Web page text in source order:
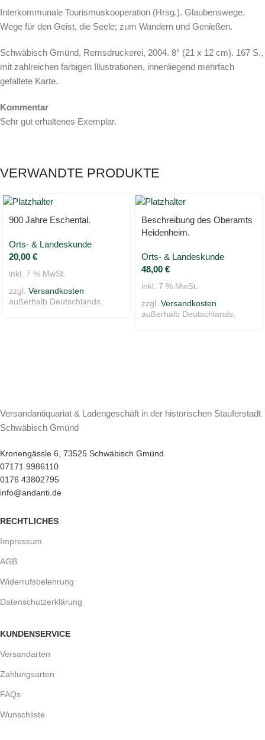
Interkommunale Tourismuskooperation (Hrsg.). Glaubenswege.
Wege für den Geist, die Seele; zum Wandern und Genießen.
Schwäbisch Gmünd, Remsdruckerei, 2004. 8° (21 x 12 cm). 167 S.,
mit zahlreichen farbigen Illustrationen, innenliegend mehrfach
gefaltete Karte.
Kommentar
Sehr gut erhaltenes Exemplar.
VERWANDTE PRODUKTE
900 Jahre Eschental.
Orts- & Landeskunde
20,00 €
inkl. 7 % MwSt.
zzgl. Versandkosten
außerhalb Deutschlands.
Beschreibung des Oberamts
Heidenheim.
Orts- & Landeskunde
48,00 €
inkl. 7 % MwSt.
zzgl. Versandkosten
außerhalb Deutschlands.
Versandantiquariat & Ladengeschäft in der historischen Stauferstadt
Schwäbisch Gmünd
Kronengässle 6, 73525 Schwäbisch Gmünd
07171 9986110
0176 43802795
info@andanti.de
RECHTLICHES
Impressum
AGB
Widerrufsbelehrung
Datenschutzerklärung
KUNDENSERVICE
Versandarten
Zahlungsarten
FAQs
Wunschliste